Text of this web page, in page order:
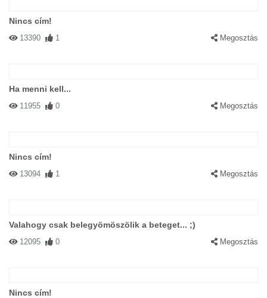
Nincs cím!
13390 1 Megosztás
Ha menni kell...
11955 0 Megosztás
Nincs cím!
13094 1 Megosztás
Valahogy csak belegyömöszölik a beteget... ;)
12095 0 Megosztás
Nincs cím!